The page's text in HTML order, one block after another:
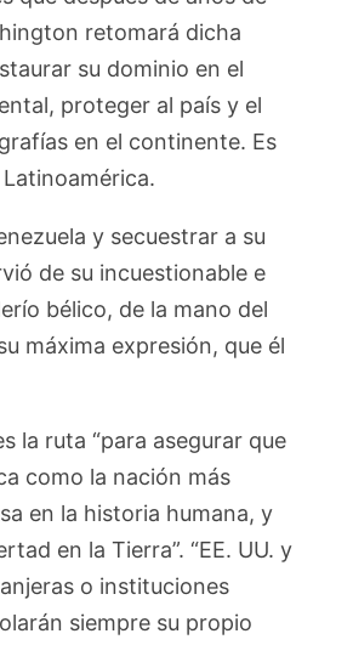
retomará dicha
su dominio en el
proteger al país y el
en el continente. Es
y secuestrar a su
de su incuestionable e
bélico, de la mano del
máxima expresión, que él
la ruta “para asegurar que
como la nación más
en la historia humana, y
en la Tierra”. “EE. UU. y
o instituciones
siempre su propio